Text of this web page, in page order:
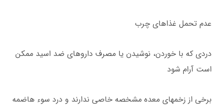
عدم تحمل غذاهای چرب
دردی که با خوردن، نوشیدن یا مصرف داروهای ضد اسید ممکن
است آرام شود
برخی از زخمهای معده مشخصه خاصی ندارند و درد سوء هاضمه